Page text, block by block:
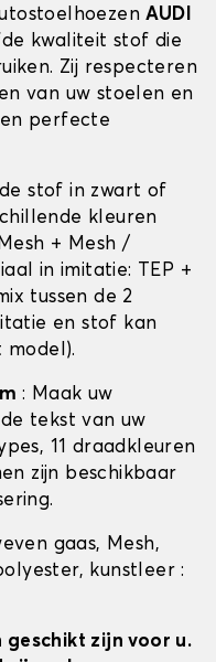
AUDI
kwaliteit stof die
Zij respecteren
van uw stoelen en
perfecte
stof in zwart of
kleuren
+ Mesh /
in imitatie: TEP +
tussen de 2
en stof kan
model).
: Maak uw
tekst van uw
11 draadkleuren
zijn beschikbaar
gaas, Mesh,
kunstleer :
zijn voor u.